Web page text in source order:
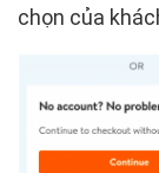
chọn của